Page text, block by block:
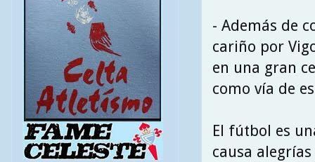
- Además de
cariño por
en una gran
como vía de
El fútbol es
causa